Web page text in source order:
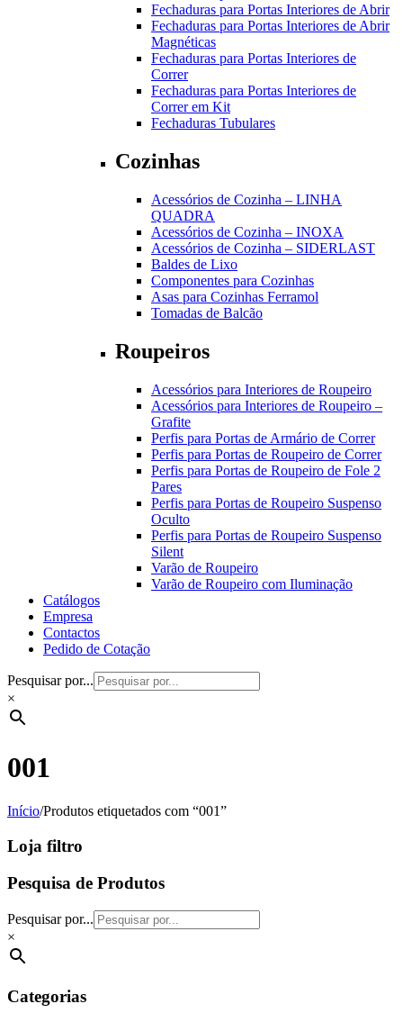
Fechaduras para Portas Interiores de Abrir
Fechaduras para Portas Interiores de Abrir
Magnéticas
Fechaduras para Portas Interiores de
Correr
Fechaduras para Portas Interiores de
Correr em Kit
Fechaduras Tubulares
Cozinhas
Acessórios de Cozinha – LINHA
QUADRA
Acessórios de Cozinha – INOXA
Acessórios de Cozinha – SIDERLAST
Baldes de Lixo
Componentes para Cozinhas
Asas para Cozinhas Ferramol
Tomadas de Balcão
Roupeiros
Acessórios para Interiores de Roupeiro
Acessórios para Interiores de Roupeiro –
Grafite
Perfis para Portas de Armário de Correr
Perfis para Portas de Roupeiro de Correr
Perfis para Portas de Roupeiro de Fole 2
Pares
Perfis para Portas de Roupeiro Suspenso
Oculto
Perfis para Portas de Roupeiro Suspenso
Silent
Varão de Roupeiro
Varão de Roupeiro com Iluminação
Catálogos
Empresa
Contactos
Pedido de Cotação
Pesquisar por...
×
001
Início/Produtos etiquetados com “001”
Loja filtro
Pesquisa de Produtos
Pesquisar por...
×
Categorias